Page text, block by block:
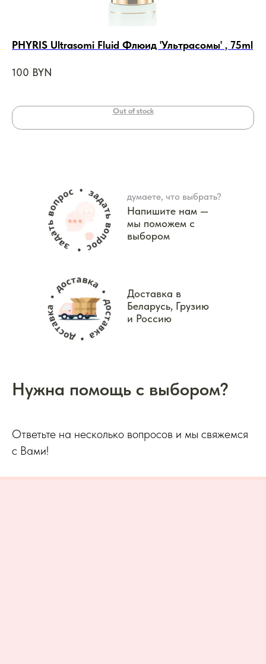
PHYRIS Ultrasomi Fluid Флюид 'Ультрасомы' , 75ml
100 BYN
Out of stock
думаете, что выбрать?
Напишите нам —
мы поможем с
выбором
Доставка в
Беларусь, Грузию
и Россию
Нужна помощь с выбором?
Ответьте на несколько вопросов и мы свяжемся
с Вами!